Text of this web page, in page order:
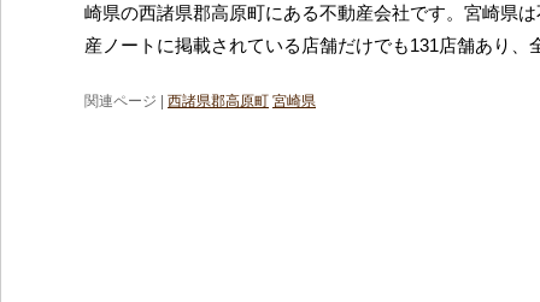
崎県の西諸県郡高原町にある不動産会社です。宮崎県
産ノートに掲載されている店舗だけでも131店舗あり、
関連ページ | 西諸県郡高原町 宮崎県